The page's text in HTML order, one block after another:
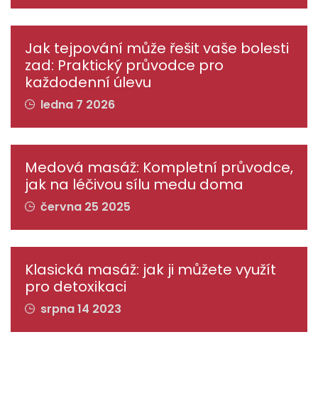
Jak tejpování může řešit vaše bolesti
zad: Praktický průvodce pro
každodenní úlevu
ledna 7 2026
Medová masáž: Kompletní průvodce,
jak na léčivou sílu medu doma
června 25 2025
Klasická masáž: jak ji můžete využít
pro detoxikaci
srpna 14 2023